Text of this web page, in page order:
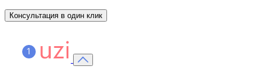
Консультация в один клик